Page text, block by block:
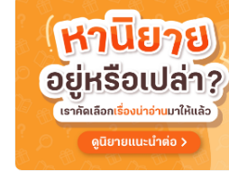
ใหม่
แหละ
ยุค
สมัย
แห่ง
เวทมนตร์